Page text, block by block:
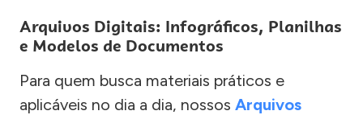
Arquivos Digitais: Infográficos, Planilhas
e Modelos de Documentos
Para quem busca materiais práticos e
aplicáveis no dia a dia, nossos Arquivos